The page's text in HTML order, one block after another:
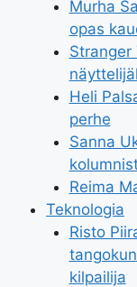
Murha
opas
Stranger
Heli
perhe
Sanna
Reima
Teknologia
Risto
kilpailija